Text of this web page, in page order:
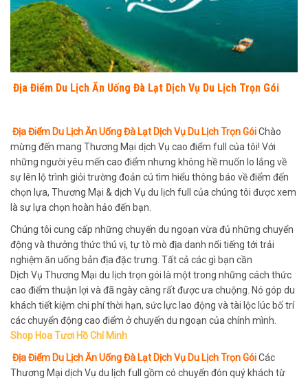
Địa Điểm Du Lịch Ăn Uống Đà Lạt Dịch Vụ Du Lịch Trọn Gói
Địa Điểm Du Lịch Ăn Uống Đà Lạt Dịch Vụ Du Lịch Trọn GóiChào
mừng đến mang Thương Mại dịch Vụ cao điểm full của tôi! Với
những người yêu mến cao điểm nhưng không hề muốn lo lắng về
sự lên lộ trình giỏi trường đoản cú tìm hiểu thông báo về điểm đến
chọn lựa, Thương Mại & dịch Vụ du lịch full của chúng tôi được xem
là sự lựa chọn hoàn hảo đến bạn.
Chúng tôi cung cấp những chuyến du ngoạn vừa đủ những chuyển
động và thưởng thức thú vị, tự tò mò địa danh nổi tiếng tới trải
nghiệm ăn uống bản địa đặc trưng. Tất cả các gì bạn cần
Dịch Vụ Thương Mại du lịch trọn gói là một trong những cách thức
cao điểm thuận lợi và đã ngày càng rất được ưa chuộng. Nó góp du
khách tiết kiệm chi phí thời hạn, sức lực lao động và tài lộc lúc bố trí
các chuyển động cao điểm ở chuyến du ngoạn của chính mình.
Shop Hoa Tươi Hồ Chí Minh
Địa Điểm Du Lịch Ăn Uống Đà Lạt Dịch Vụ Du Lịch Trọn GóiCác
Thương Mại dịch Vụ du lịch full gồm có chuyển đón quý khách từ